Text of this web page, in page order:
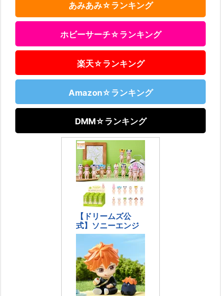
あみあみ☆ランキング
ホビーサーチ☆ランキング
楽天☆ランキング
Amazon☆ランキング
DMM☆ランキング